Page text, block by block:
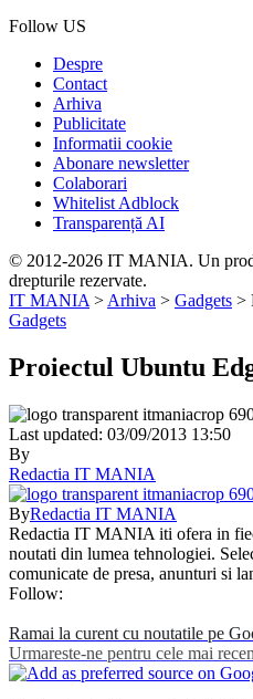
Follow US
Despre
Contact
Arhiva
Publicitate
Informatii cookie
Abonare newsletter
Colaborari
Whitelist Adblock
Transparență AI
© 2012-2026 IT MANIA. Un
drepturile rezervate.
IT MANIA > Arhiva > Gadgets >
Gadgets
Proiectul Ubuntu
Last updated: 03/09/2013 13:50
By
Redactia IT MANIA
ByRedactia IT MANIA
Redactia IT MANIA iti ofera in
noutati din lumea tehnologiei.
comunicate de presa, anunturi si
Follow:
Ramai la curent cu noutatile pe
Urmareste-ne pentru cele mai